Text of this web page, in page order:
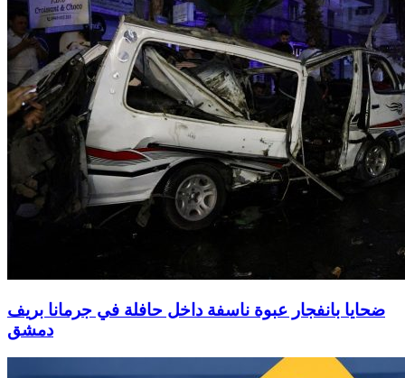
ضحايا بانفجار عبوة ناسفة داخل حافلة في جرمانا بريف
دمشق